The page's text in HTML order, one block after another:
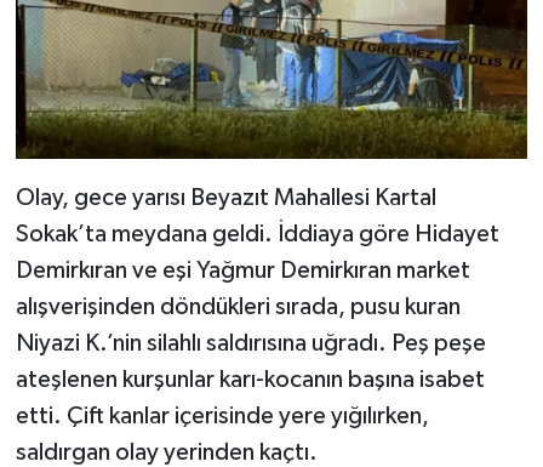
Olay, gece yarısı Beyazıt Mahallesi Kartal
Sokak’ta meydana geldi. İddiaya göre Hidayet
Demirkıran ve eşi Yağmur Demirkıran market
alışverişinden döndükleri sırada, pusu kuran
Niyazi K.’nin silahlı saldırısına uğradı. Peş peşe
ateşlenen kurşunlar karı-kocanın başına isabet
etti. Çift kanlar içerisinde yere yığılırken,
saldırgan olay yerinden kaçtı.